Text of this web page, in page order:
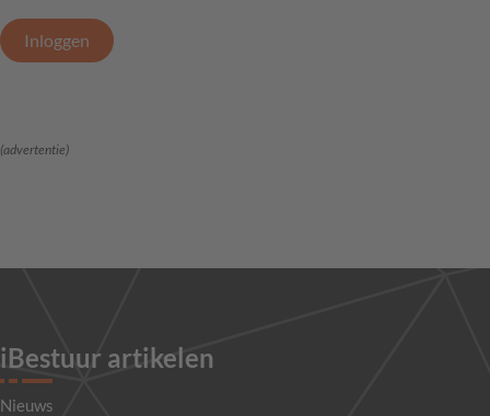
Inloggen
(advertentie)
iBestuur artikelen
Nieuws